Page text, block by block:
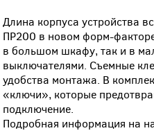
Длина корпуса устройства
ПР200 в новом форм-
в большом шкафу, так и в
выключателями. Съемные
удобства монтажа. В
«ключи», которые
подключение.
Подробная информация на